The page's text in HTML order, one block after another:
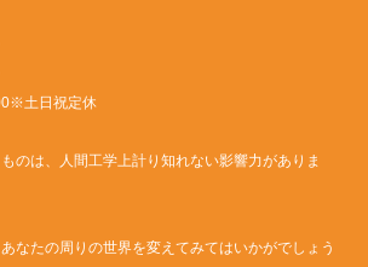
土日祝定休
のは、人間工学上計り知れない影響力がありま
なたの周りの世界を変えてみてはいかがでしょう